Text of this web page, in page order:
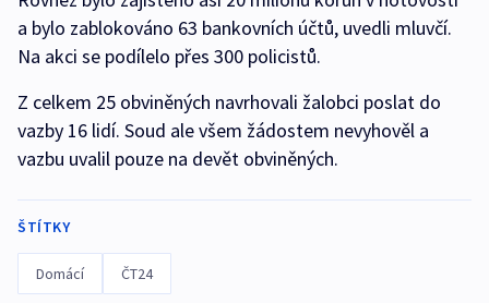
a bylo zablokováno 63 bankovních účtů, uvedli mluvčí.
Na akci se podílelo přes 300 policistů.
Z celkem 25 obviněných navrhovali žalobci poslat do
vazby 16 lidí. Soud ale všem žádostem nevyhověl a
vazbu uvalil pouze na devět obviněných.
ŠTÍTKY
Domácí ČT24